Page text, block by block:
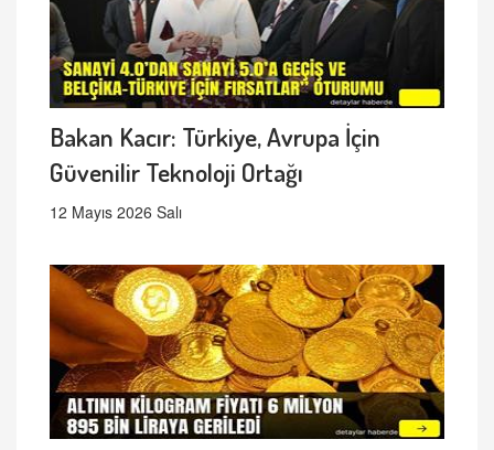
Bakan Kacır: Türkiye, Avrupa İçin
Güvenilir Teknoloji Ortağı
12 Mayıs 2026 Salı